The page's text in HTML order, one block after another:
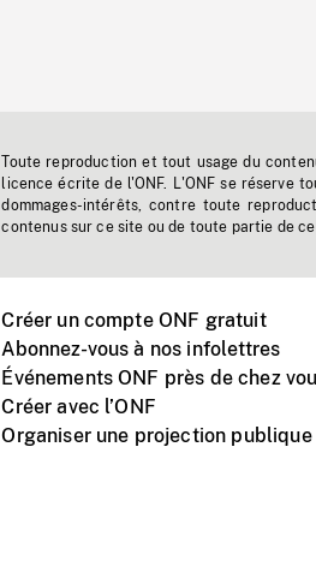
Toute reproduction et tout usage du
licence écrite de l'ONF. L'ONF se réserve
dommages-intérêts, contre toute
contenus sur ce site ou de toute partie de
Créer un compte ONF gratuit
Abonnez-vous à nos infolettres
Événements ONF près de chez
Créer avec l’ONF
Organiser une projection publique